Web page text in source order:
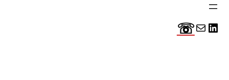
☏E-mail